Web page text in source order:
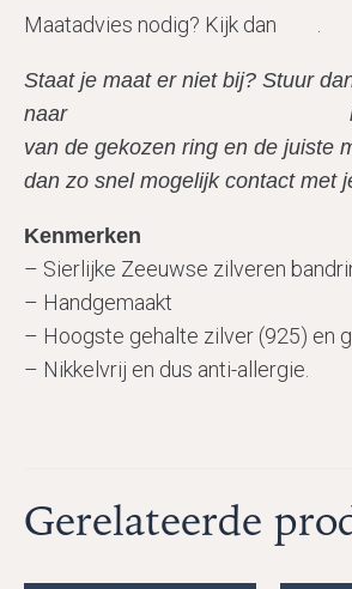
Maatadvies nodig? Kijk dan
Staat je maat er niet bij? Stuur
naar
van de gekozen ring en de juiste
dan zo snel mogelijk contact met
Kenmerken
– Sierlijke Zeeuwse zilveren
– Handgemaakt
– Hoogste gehalte zilver (925) en
– Nikkelvrij en dus anti-allergie.
Gerelateerde